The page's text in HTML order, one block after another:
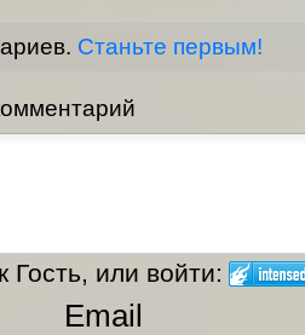
Станьте первым!
Гость, или войти:
Email